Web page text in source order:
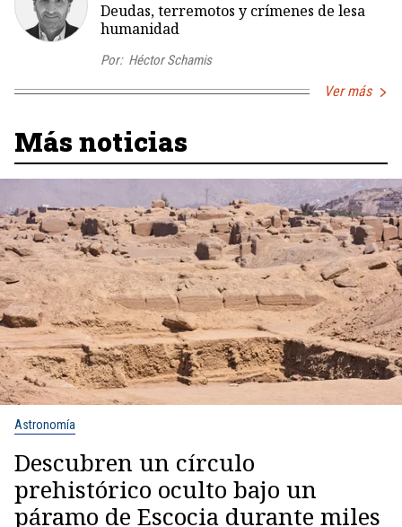
Deudas, terremotos y crímenes de lesa
humanidad
Por: Héctor Schamis
Ver más
Más noticias
Astronomía
Descubren un círculo
prehistórico oculto bajo un
páramo de Escocia durante miles